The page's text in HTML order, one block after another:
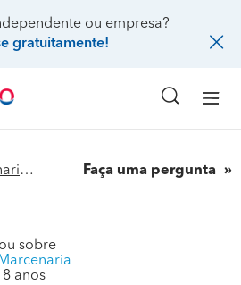
ou empresa?
gratuitamente!
« Carpintaria E Marcenaria Faça uma pergunta
sobre
anos